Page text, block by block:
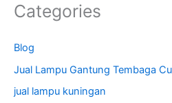
Categories
Blog
Jual Lampu Gantung Tembaga
jual lampu kuningan